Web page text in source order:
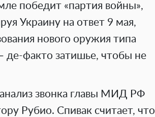
победит «партия войны»,
Украину на ответ 9 мая,
нового оружия типа
де-факто затишье, чтобы не
звонка главы МИД РФ
Рубио. Спивак считает, что